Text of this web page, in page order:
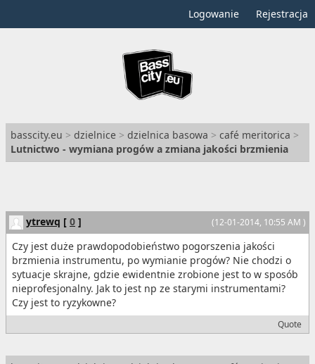
Logowanie Rejestracja
basscity.eu > dzielnice > dzielnica basowa > café meritorica >
Lutnictwo - wymiana progów a zmiana jakości brzmienia
(12-01-2014, 10:55 AM )
ytrewq [ 0 ]
Czy jest duże prawdopodobieństwo pogorszenia jakości
brzmienia instrumentu, po wymianie progów? Nie chodzi o
sytuacje skrajne, gdzie ewidentnie zrobione jest to w sposób
nieprofesjonalny. Jak to jest np ze starymi instrumentami?
Czy jest to ryzykowne?
Quote